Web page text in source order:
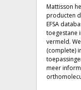
Mattisson
producten
EFSA
toegestane
vermeld.
(complete)
meer